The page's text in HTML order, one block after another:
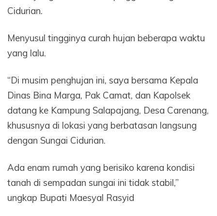
Cidurian.
Menyusul tingginya curah hujan beberapa waktu
yang lalu.
“Di musim penghujan ini, saya bersama Kepala
Dinas Bina Marga, Pak Camat, dan Kapolsek
datang ke Kampung Salapajang, Desa Carenang,
khususnya di lokasi yang berbatasan langsung
dengan Sungai Cidurian.
Ada enam rumah yang berisiko karena kondisi
tanah di sempadan sungai ini tidak stabil,”
ungkap Bupati Maesyal Rasyid